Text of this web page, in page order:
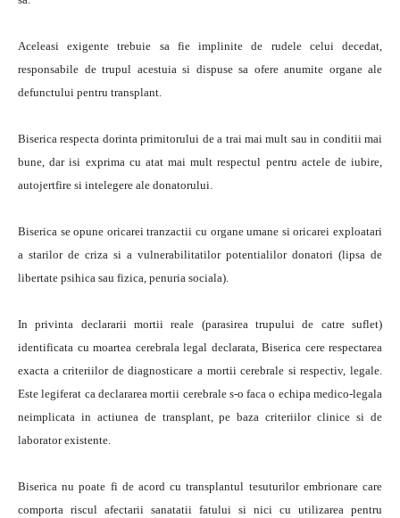
Aceleasi exigente trebuie sa fie implinite de rudele celui decedat,
responsabile de trupul acestuia si dispuse sa ofere anumite organe ale
defunctului pentru transplant.
Biserica respecta dorinta primitorului de a trai mai mult sau in conditii mai
bune, dar isi exprima cu atat mai mult respectul pentru actele de iubire,
autojertfire si intelegere ale donatorului.
Biserica se opune oricarei tranzactii cu organe umane si oricarei exploatari
a starilor de criza si a vulnerabilitatilor potentialilor donatori (lipsa de
libertate psihica sau fizica, penuria sociala).
In privinta declararii mortii reale (parasirea trupului de catre suflet)
identificata cu moartea cerebrala legal declarata, Biserica cere respectarea
exacta a criteriilor de diagnosticare a mortii cerebrale si respectiv, legale.
Este legiferat ca declararea mortii cerebrale s-o faca o echipa medico-legala
neimplicata in actiunea de transplant, pe baza criteriilor clinice si de
laborator existente.
Biserica nu poate fi de acord cu transplantul tesuturilor embrionare care
comporta riscul afectarii sanatatii fatului si nici cu utilizarea pentru